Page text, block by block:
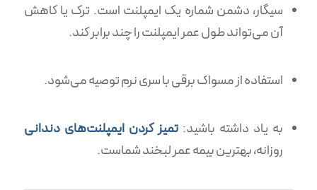
سیگار، دشمن شماره یک ایمپلنت است. ترک یا کاهش
آن می‌تواند طول عمر ایمپلنت را چند برابر کند.
استفاده از مسواک برقی با سری نرم توصیه می‌شود.
به یاد داشته باشید:تمیز کردن ایمپلنت‌های دندانی
روزانه، بهترین بیمه عمر لبخند شماست.